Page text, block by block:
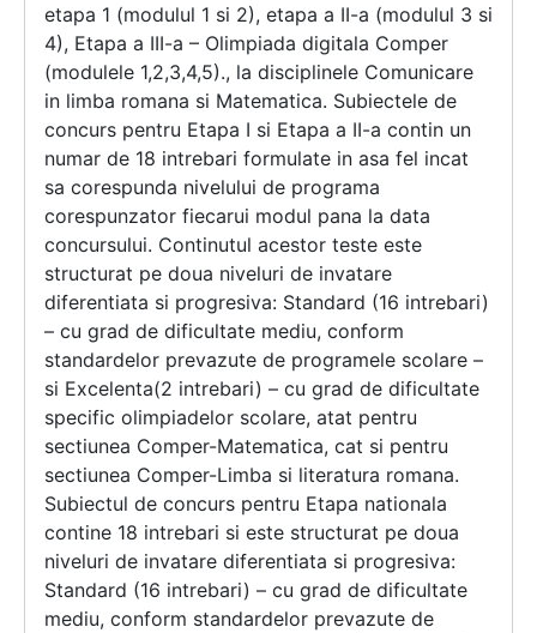
etapa 1 (modulul 1 si 2), etapa a II-a (modulul 3 si
4), Etapa a III-a – Olimpiada digitala Comper
(modulele 1,2,3,4,5)., la disciplinele Comunicare
in limba romana si Matematica. Subiectele de
concurs pentru Etapa I si Etapa a II-a contin un
numar de 18 intrebari formulate in asa fel incat
sa corespunda nivelului de programa
corespunzator fiecarui modul pana la data
concursului. Continutul acestor teste este
structurat pe doua niveluri de invatare
diferentiata si progresiva: Standard (16 intrebari)
– cu grad de dificultate mediu, conform
standardelor prevazute de programele scolare –
si Excelenta(2 intrebari) – cu grad de dificultate
specific olimpiadelor scolare, atat pentru
sectiunea Comper-Matematica, cat si pentru
sectiunea Comper-Limba si literatura romana.
Subiectul de concurs pentru Etapa nationala
contine 18 intrebari si este structurat pe doua
niveluri de invatare diferentiata si progresiva:
Standard (16 intrebari) – cu grad de dificultate
mediu, conform standardelor prevazute de